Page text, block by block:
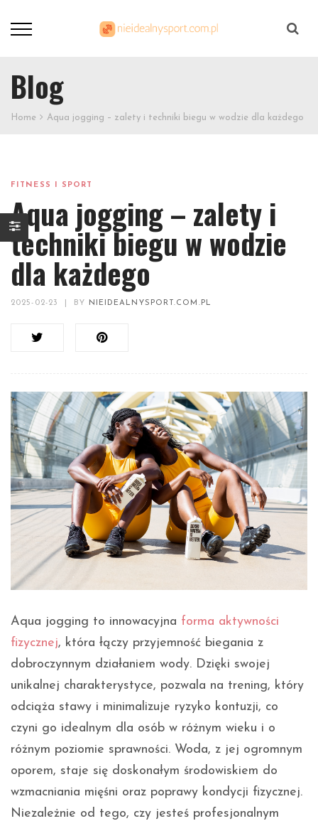
Blog
Home Aqua jogging – zalety i techniki biegu w wodzie dla każdego
FITNESS I SPORT
Aqua jogging – zalety i
techniki biegu w wodzie
dla każdego
2025-02-23 BY NIEIDEALNYSPORT.COM.PL
Aqua jogging to innowacyjna forma aktywności
fizycznej, która łączy przyjemność biegania z
dobroczynnym działaniem wody. Dzięki swojej
unikalnej charakterystyce, pozwala na trening, który
odciąża stawy i minimalizuje ryzyko kontuzji, co
czyni go idealnym dla osób w różnym wieku i o
różnym poziomie sprawności. Woda, z jej ogromnym
oporem, staje się doskonałym środowiskiem do
wzmacniania mięśni oraz poprawy kondycji fizycznej.
Niezależnie od tego, czy jesteś profesjonalnym